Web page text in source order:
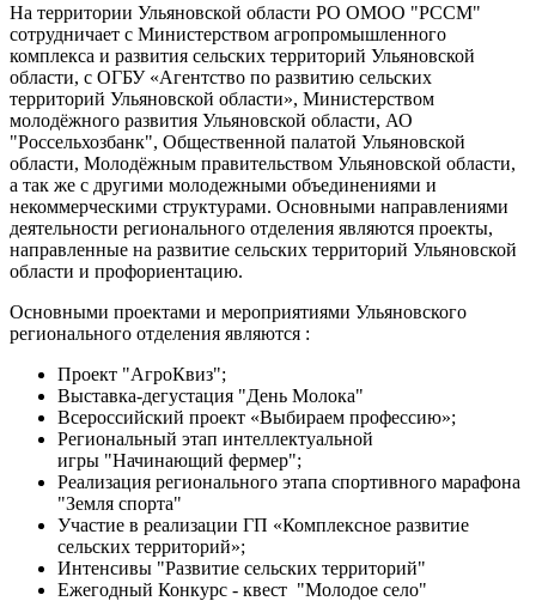
На территории Ульяновской области РО ОМОО "РССМ"
сотрудничает с Министерством агропромышленного
комплекса и развития сельских территорий Ульяновской
области, с ОГБУ «Агентство по развитию сельских
территорий Ульяновской области», Министерством
молодёжного развития Ульяновской области, АО
"Россельхозбанк", Общественной палатой Ульяновской
области, Молодёжным правительством Ульяновской области,
а так же с другими молодежными объединениями и
некоммерческими структурами. Основными направлениями
деятельности регионального отделения являются проекты,
направленные на развитие сельских территорий Ульяновской
области и профориентацию.
Основными проектами и мероприятиями Ульяновского
регионального отделения являются :
Проект "АгроКвиз";
Выставка-дегустация "День Молока"
Всероссийский проект «Выбираем профессию»;
Региональный этап интеллектуальной
игры "Начинающий фермер";
Реализация регионального этапа спортивного марафона
"Земля спорта"
Участие в реализации ГП «Комплексное развитие
сельских территорий»;
Интенсивы "Развитие сельских территорий"
Ежегодный Конкурс - квест "Молодое село"